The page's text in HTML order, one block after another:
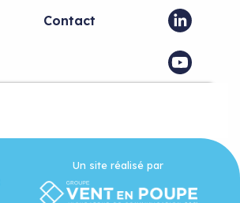
Contact
Un site réalisé par